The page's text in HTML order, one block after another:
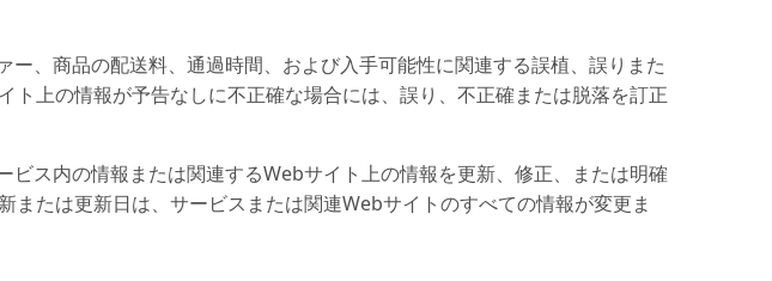
、商品の配送料、通過時間、および入手可能性に関連する誤植、誤りまた
上の情報が予告なしに不正確な場合には、誤り、不正確または脱落を訂正
ス内の情報または関連するWebサイト上の情報を更新、修正、または明確
たは更新日は、サービスまたは関連Webサイトのすべての情報が変更ま